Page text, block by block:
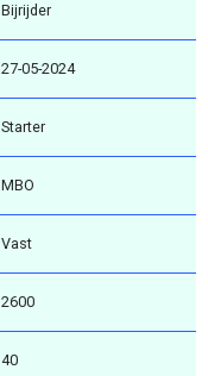
Bijrijder
27-05-2024
Starter
MBO
Vast
2600
40